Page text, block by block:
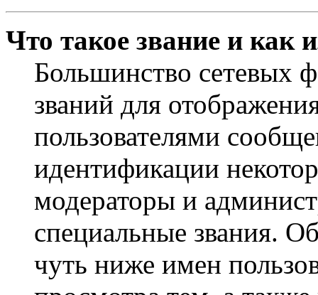
Что такое звание и как
Большинство сетевых
званий для
пользователями
идентификации
модераторы и
специальные звания.
чуть ниже имен